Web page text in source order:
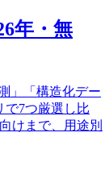
年・無
」「構造化デー
で7つ厳選し比
けまで、用途別